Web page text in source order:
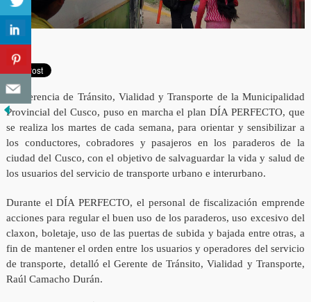
La Gerencia de Tránsito, Vialidad y Transporte de la Municipalidad
Provincial del Cusco, puso en marcha el plan DÍA PERFECTO, que
se realiza los martes de cada semana, para orientar y sensibilizar a
los conductores, cobradores y pasajeros en los paraderos de la
ciudad del Cusco, con el objetivo de salvaguardar la vida y salud de
los usuarios del servicio de transporte urbano e interurbano.
Durante el DÍA PERFECTO, el personal de fiscalización emprende
acciones para regular el buen uso de los paraderos, uso excesivo del
claxon, boletaje, uso de las puertas de subida y bajada entre otras, a
fin de mantener el orden entre los usuarios y operadores del servicio
de transporte, detalló el Gerente de Tránsito, Vialidad y Transporte,
Raúl Camacho Durán.